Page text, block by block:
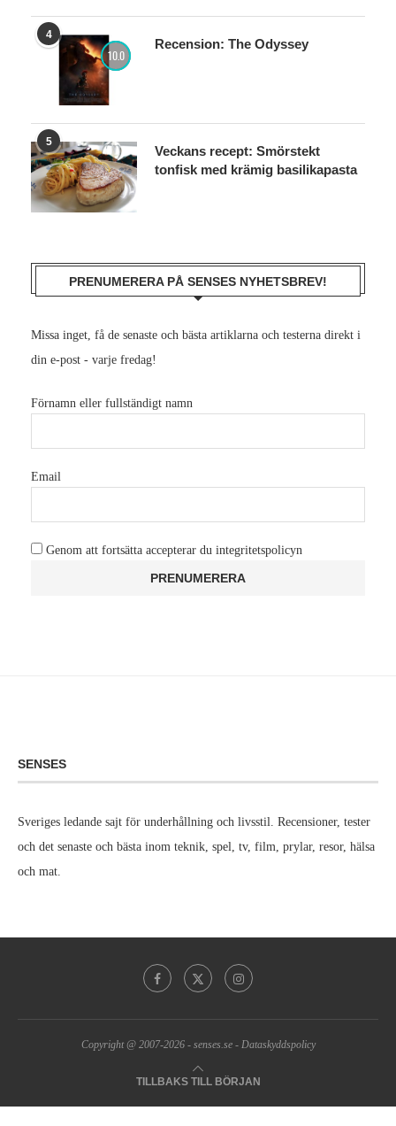
4
10.0
Recension: The Odyssey
5
Veckans recept: Smörstekt
tonfisk med krämig basilikapasta
PRENUMERERA PÅ SENSES NYHETSBREV!
Missa inget, få de senaste och bästa artiklarna och testerna direkt i
din e-post - varje fredag!
Förnamn eller fullständigt namn
Email
Genom att fortsätta accepterar du integritetspolicyn
SENSES
Sveriges ledande sajt för underhållning och livsstil. Recensioner, tester
och det senaste och bästa inom teknik, spel, tv, film, prylar, resor, hälsa
och mat.
Copyright @ 2007-2026 - senses.se- Dataskyddspolicy
TILLBAKS TILL BÖRJAN